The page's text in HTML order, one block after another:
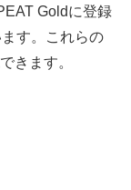
Goldに登録
す。これらの
きます。